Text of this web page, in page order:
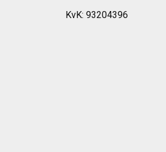
KvK: 93204396